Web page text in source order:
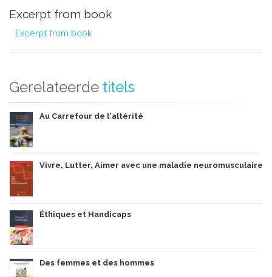
Excerpt from book
Excerpt from book
Gerelateerde titels
Au Carrefour de l'altérité
Vivre, Lutter, Aimer avec une maladie neuromusculaire
Éthiques et Handicaps
Des femmes et des hommes